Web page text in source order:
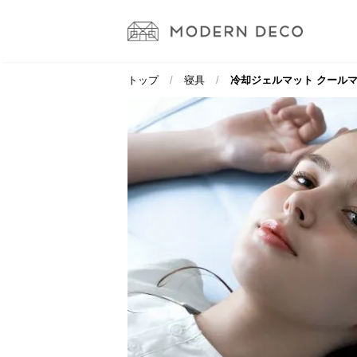
トップ 寝具 冷却ジェルマット クール